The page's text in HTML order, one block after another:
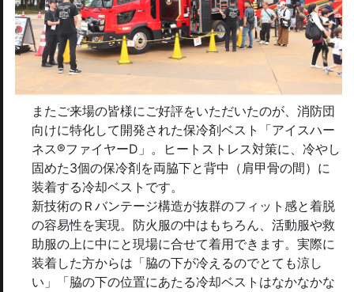
またご来場の皆様にご好評をいただいたのが、消防団
向けに特化して開発された保冷剤ベスト「アイスハー
ネス®ファイヤーD」。ヒートストレス対策に、冷やし
固めた3個の保冷剤を両脇下と背中（肩甲骨の間）に
装着する冷却ベストです。
新技術のＲバンテージ構造が抜群のフィット感と着脱
の容易性を実現。防火服の中はもちろん、活動服や救
助服の上に中にと現場に合せて着用できます。実際に
装着した方からは「脇の下が冷えるのでとても涼し
い」「脇の下の位置にあたる冷却ベストはなかなかな